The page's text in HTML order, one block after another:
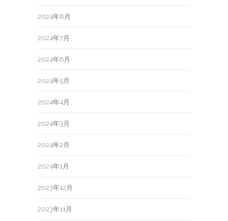
2024年8月
2024年7月
2024年6月
2024年5月
2024年4月
2024年3月
2024年2月
2024年1月
2023年12月
2023年11月